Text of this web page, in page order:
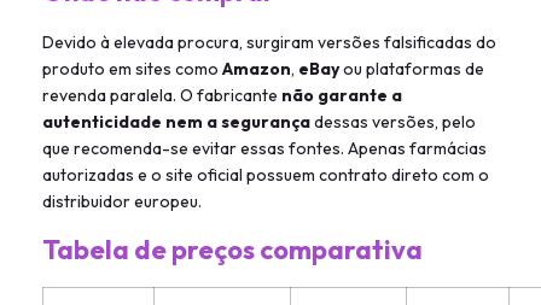
Devido à elevada procura, surgiram versões falsificadas do
produto em sites como Amazon, eBayou plataformas de
revenda paralela. O fabricante não garante a
autenticidade nem a segurançadessas versões, pelo
que recomenda-se evitar essas fontes. Apenas farmácias
autorizadas e o site oficial possuem contrato direto com o
distribuidor europeu.
Tabela de preços comparativa